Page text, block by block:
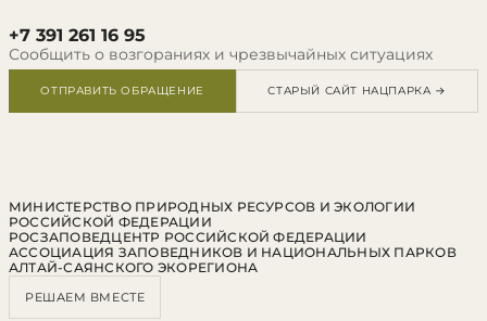
+7 391 261 16 95
Сообщить о возгораниях и чрезвычайных ситуациях
ОТПРАВИТЬ ОБРАЩЕНИЕ СТАРЫЙ САЙТ НАЦПАРКА →
МИНИСТЕРСТВО ПРИРОДНЫХ РЕСУРСОВ И ЭКОЛОГИИ
РОССИЙСКОЙ ФЕДЕРАЦИИ
РОСЗАПОВЕДЦЕНТР РОССИЙСКОЙ ФЕДЕРАЦИИ
АССОЦИАЦИЯ ЗАПОВЕДНИКОВ И НАЦИОНАЛЬНЫХ ПАРКОВ
АЛТАЙ-САЯНСКОГО ЭКОРЕГИОНА
РЕШАЕМ ВМЕСТЕ